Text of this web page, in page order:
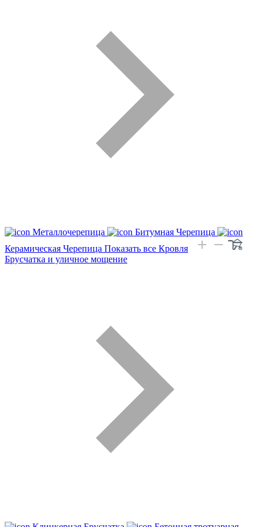
Металлочерепица
Битумная Черепица
Керамическая Черепица Показать все Кровля
Брусчатка и уличное мощение